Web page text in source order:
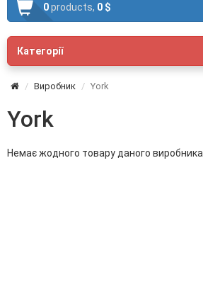
0products, 0 $
Категорії
Виробник York
York
Немає жодного товару даного виробника.